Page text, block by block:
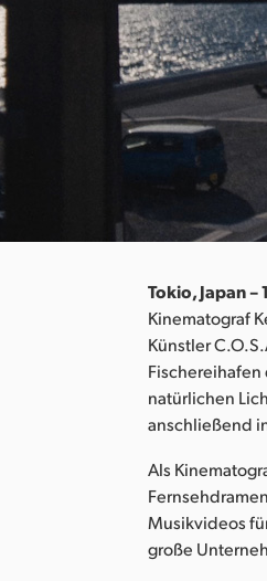
Tokio, Japan –
Kinematograf
Künstler
natürlichen
anschließend
Als
Musikvideos
große